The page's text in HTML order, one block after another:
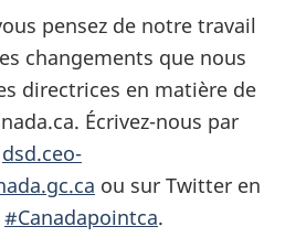
pensez de notre travail
changements que nous
directrices en matière de
Écrivez-nous par
dsd.ceo-
ou sur Twitter en
#Canadapointca.